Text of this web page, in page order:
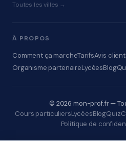
Toutes les villes →
À PROPOS
Comment ça marcheTarifsAvis
Organisme partenaireLycéesBlog
© 2026 mon-prof.fr —
Cours particuliersLycéesBlogQuiz
Politique de